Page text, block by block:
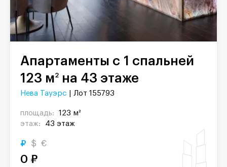
Апартаменты с 1 спальней
123 м2 на 43 этаже
Нева Тауэрс | Лот 155793
площадь:
123 м²
этаж:
43 этаж
₽ $ €
0 ₽